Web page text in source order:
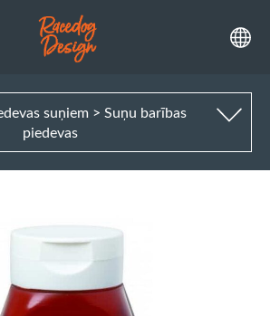
suņiem > Suņu barības
piedevas